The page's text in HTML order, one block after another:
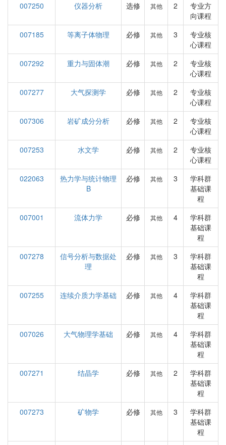
007250
仪器分析 选修 其他 2
专业方
向课程
007185
等离子体物理 必修 其他 3
专业核
心课程
007292
重力与固体潮 必修 其他 2
专业核
心课程
007277
大气探测学 必修 其他 2
专业核
心课程
007306
岩矿成分分析 必修 其他 2
专业核
心课程
007253
水文学 必修 其他 2
专业核
心课程
022063
热力学与统计物理
B
必修 其他 3
学科群
基础课
程
007001
流体力学 必修 其他 4
学科群
基础课
程
007278
信号分析与数据处
理
必修 其他 3
学科群
基础课
程
007255
连续介质力学基础 必修 其他 4
学科群
基础课
程
007026
大气物理学基础 必修 其他 4
学科群
基础课
程
007271
结晶学 必修 其他 2
学科群
基础课
程
007273
矿物学 必修 其他 3
学科群
基础课
程